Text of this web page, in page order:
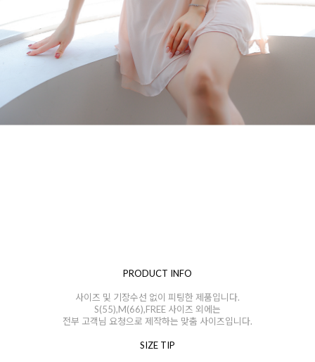
PRODUCT INFO
사이즈 및 기장수선 없이 피팅한 제품입니다.
S(55),M(66),FREE 사이즈 외에는
전부 고객님 요청으로 제작하는 맞춤 사이즈입니다.
SIZE TIP